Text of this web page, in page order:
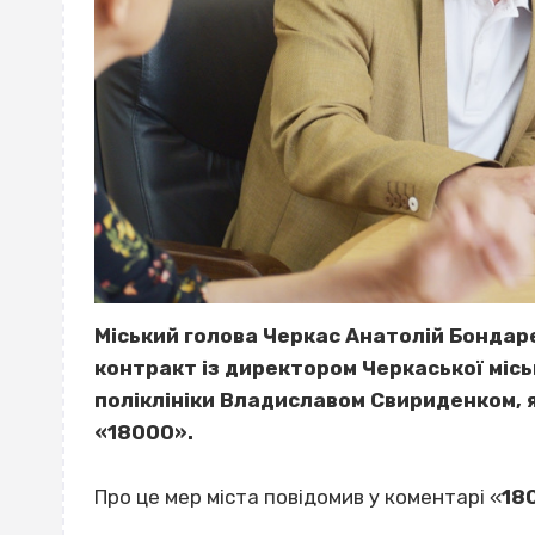
Міський голова Черкас Анатолій
контракт із директором Черкаської
поліклініки Владиславом Свириденком,
«18000».
Про це мер міста повідомив у коментарі «